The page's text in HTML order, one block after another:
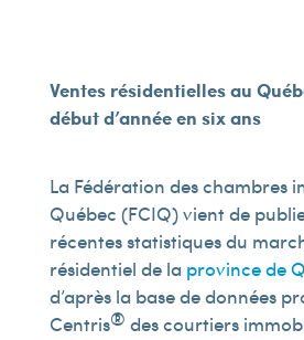
Ventes résidentielles au
début d’année en six ans
La Fédération des chambres
Québec (FCIQ) vient de
récentes statistiques du
résidentiel de la province de
d’après la base de données
Centris® des courtiers